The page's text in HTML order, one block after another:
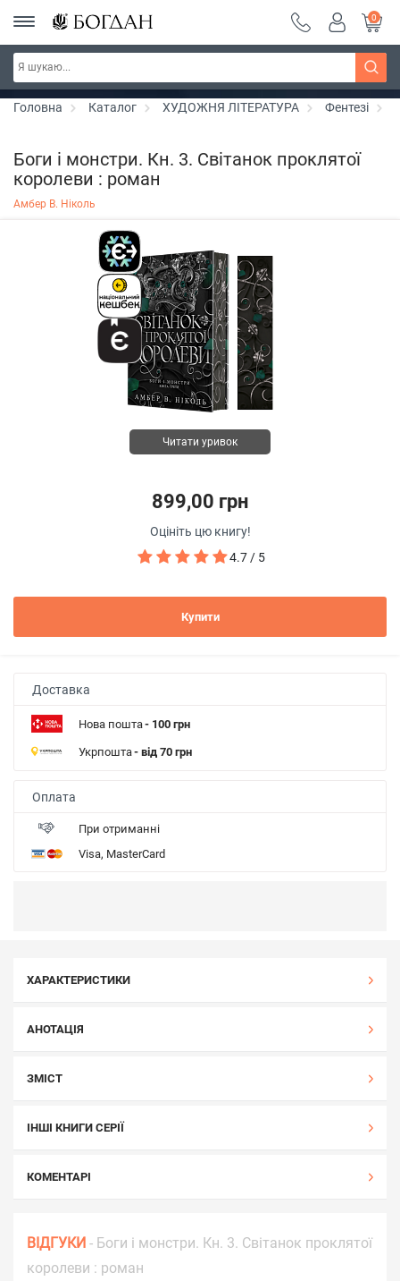
РОЗПРОДАЖ ~ 150 грн ~ 200 грн ~ 250 грн ~
300 грн ~ РОЗПРОДАЖ
Дізнатись більше
0
Головна Каталог ХУДОЖНЯ ЛІТЕРАТУРА Фентезі
Боги і монстри. Кн. 3. Світанок проклятої
королеви : роман
Амбер В. Ніколь
Читати уривок
899,00 грн
Оцініть цю книгу!
4.7 / 5
Купити
Доставка
Нова пошта- 100 грн
Укрпошта- від 70 грн
Оплата
При отриманні
Visa, MasterCard
ХАРАКТЕРИСТИКИ
АНОТАЦІЯ
ЗМІСТ
ІНШІ КНИГИ СЕРІЇ
КОМЕНТАРІ
ВІДГУКИ - Боги і монстри. Кн. 3. Світанок проклятої
королеви : роман